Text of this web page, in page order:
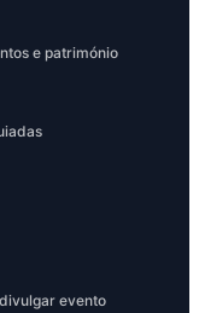
e património
evento